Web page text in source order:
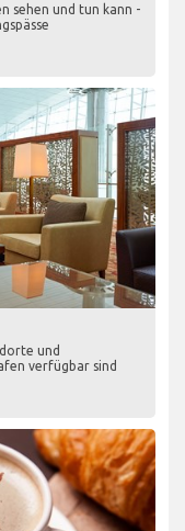
sehen und tun kann -
und
verfügbar sind